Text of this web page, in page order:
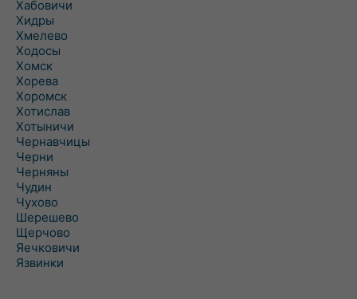
Хабовичи
Хидры
Хмелево
Ходосы
Хомск
Хорева
Хоромск
Хотислав
Хотыничи
Чернавчицы
Черни
Черняны
Чудин
Чухово
Шерешево
Щерчово
Яечковичи
Язвинки